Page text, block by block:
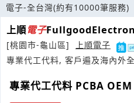
電子-全台灣(約有10000筆服務)
上順電子
[桃園市-龜山區]
上順電子
專業代工代料, 客戶遍及海內外
專業代工代料 PCBA OEM